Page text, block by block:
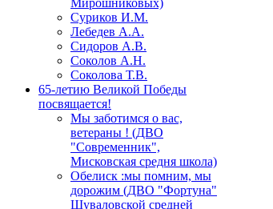
Мирошниковых)
Суриков И.М.
Лебедев А.А.
Сидоров А.В.
Соколов А.Н.
Соколова Т.В.
65-летию Великой Победы
посвящается!
Мы заботимся о вас,
ветераны ! (ДВО
"Современник",
Мисковская средня школа)
Обелиск :мы помним, мы
дорожим (ДВО "Фортуна"
Шуваловской средней